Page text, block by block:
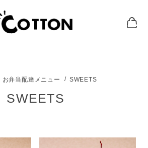
お弁当配達メニュー SWEETS
SWEETS